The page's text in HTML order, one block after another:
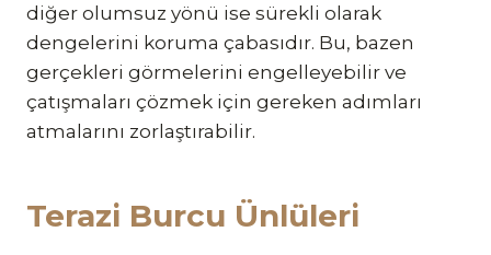
diğer olumsuz yönü ise sürekli olarak
dengelerini koruma çabasıdır. Bu, bazen
gerçekleri görmelerini engelleyebilir ve
çatışmaları çözmek için gereken adımları
atmalarını zorlaştırabilir.
Terazi Burcu Ünlüleri